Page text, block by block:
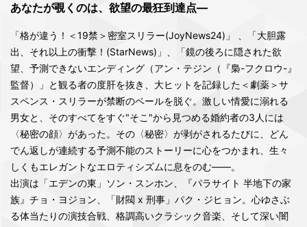
あなたが覗くのは、欲望の最狂到達点—
「格が違う！＜19禁＞密室スリラー(JoyNews24)」 、「大胆露
出、それ以上の衝撃！(StarNews)」、「鏡の後ろに隠された欲
望、予測できないエンディング（アン・テジン（『梟-フクロウ-』
監督）」と観る者の度肝を抜き、大ヒットを記録した＜劇薬＞サ
スペンス・スリラーが禁断のベールを脱ぐ。激しい情愛に溺れる
男女と、そのすべてをすぐ"そこ"から見つめる婚約者の3人には
〈秘密の顔〉があった。その〈秘密〉が剥がされるたびに、どん
でん返しが連続する予測不能のストーリーに心をつかまれ、生々
しくもエレガントなエロティシズムに息をのむ――。
出演は「エデンの東」ソン・スンホン、『パラサイト 半地下の家
族』チョ・ヨジョン、「財閥 x 刑事」パク・ジヒョン。心ゆさぶ
る体当たりの演技合戦、格調高いクラシック音楽、そして深い闇